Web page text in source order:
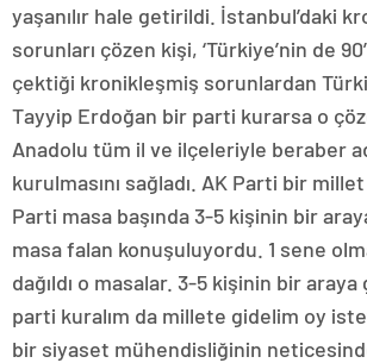
yaşanılır hale getirildi. İstanbul’daki
sorunları çözen kişi, ‘Türkiye’nin de
çektiği kronikleşmiş sorunlardan
Tayyip Erdoğan bir parti kurarsa o
Anadolu tüm il ve ilçeleriyle beraber
kurulmasını sağladı. AK Parti bir
Parti masa başında 3-5 kişinin bir
masa falan konuşuluyordu. 1 sene
dağıldı o masalar. 3-5 kişinin bir
parti kuralım da millete gidelim oy
bir siyaset mühendisliğinin